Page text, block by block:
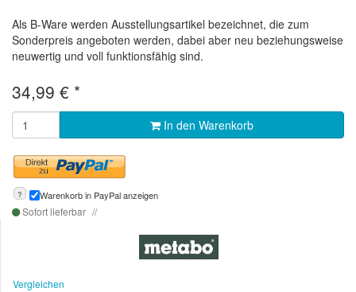
Als B-Ware werden Ausstellungsartikel bezeichnet, die zum
Sonderpreis angeboten werden, dabei aber neu beziehungsweise
neuwertig und voll funktionsfähig sind.
34,99 € *
In den Warenkorb
? Warenkorb in PayPal anzeigen
Sofort lieferbar
Vergleichen